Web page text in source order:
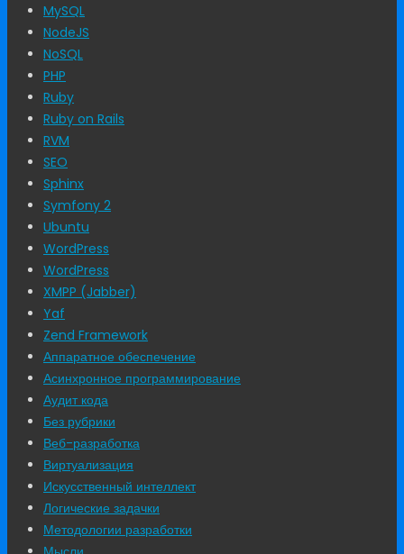
MySQL
NodeJS
NoSQL
PHP
Ruby
Ruby on Rails
RVM
SEO
Sphinx
Symfony 2
Ubuntu
WordPress
WordPress
XMPP (Jabber)
Yaf
Zend Framework
Аппаратное обеспечение
Асинхронное программирование
Аудит кода
Без рубрики
Веб-разработка
Виртуализация
Искусственный интеллект
Логические задачки
Методологии разработки